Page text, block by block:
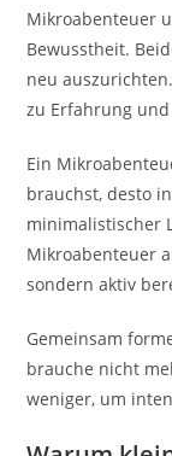
Mikroabenteuer
Bewusstheit.
neu
zu Erfahrung und
Ein
brauchst, desto
minimalistischer
Mikroabenteuer
sondern aktiv
Gemeinsam
brauche nicht
weniger, um